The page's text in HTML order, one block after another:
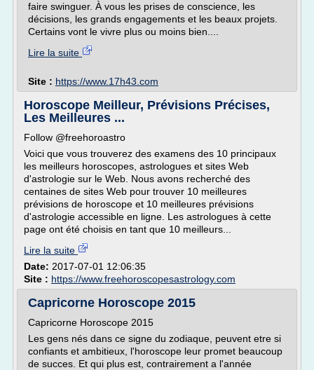
faire swinguer. À vous les prises de conscience, les
décisions, les grands engagements et les beaux projets.
Certains vont le vivre plus ou moins bien....
Lire la suite
Site : https://www.17h43.com
Horoscope Meilleur, Prévisions Précises,
Les Meilleures ...
Follow @freehoroastro
Voici que vous trouverez des examens des 10 principaux
les meilleurs horoscopes, astrologues et sites Web
d'astrologie sur le Web. Nous avons recherché des
centaines de sites Web pour trouver 10 meilleures
prévisions de horoscope et 10 meilleures prévisions
d'astrologie accessible en ligne. Les astrologues à cette
page ont été choisis en tant que 10 meilleurs...
Lire la suite
Date: 2017-07-01 12:06:35
Site : https://www.freehoroscopesastrology.com
Capricorne Horoscope 2015
Capricorne Horoscope 2015
Les gens nés dans ce signe du zodiaque, peuvent etre si
confiants et ambitieux, l'horoscope leur promet beaucoup
de succes. Et qui plus est, contrairement a l'année